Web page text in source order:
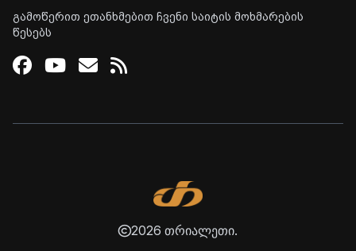
გამოწერით ეთანხმებით ჩვენი საიტის მოხმარების
წესებს
Facebook
Youtube
Email
RSS
2026 თრიალეთი.